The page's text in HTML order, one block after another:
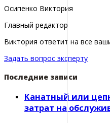
Осипенко Виктория
Главный редактор
Виктория ответит на все
Задать вопрос эксперту
Последние записи
Канатный или
затрат на